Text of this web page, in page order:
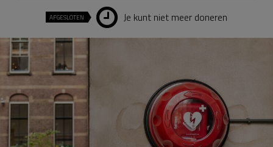
AFGESLOTEN Je kunt niet meer doneren